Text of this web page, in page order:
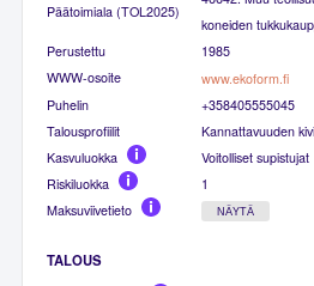
Päätoimiala (TOL2025)
koneiden
Perustettu
1985
WWW-osoite
www.ekoform.fi
Puhelin
+358405555045
Talousprofiilit
Kannattavuuden
Kasvuluokka
Voitolliset supistujat
Riskiluokka
1
Maksuviivetieto
NÄYTÄ
TALOUS